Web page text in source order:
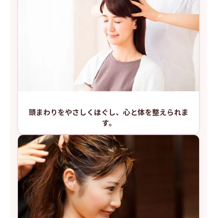
頭まわりをやさしくほぐし、心と体を整えられま
す。